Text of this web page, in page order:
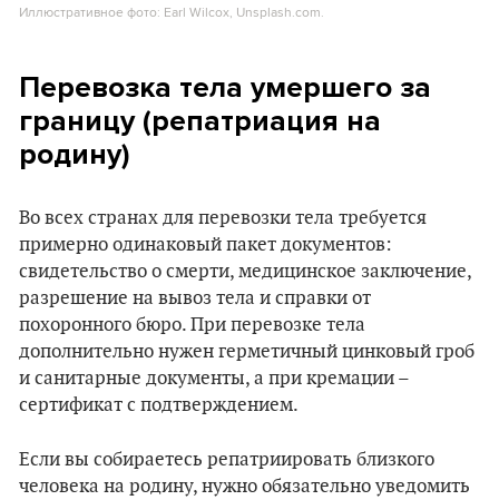
Иллюстративное фото: Earl Wilcox, Unsplash.com.
Перевозка тела умершего за
границу (репатриация на
родину)
Во всех странах для перевозки тела требуется
примерно одинаковый пакет документов:
свидетельство о смерти, медицинское заключение,
разрешение на вывоз тела и справки от
похоронного бюро. При перевозке тела
дополнительно нужен герметичный цинковый гроб
и санитарные документы, а при кремации –
сертификат с подтверждением.
Если вы собираетесь репатриировать близкого
человека на родину, нужно обязательно уведомить